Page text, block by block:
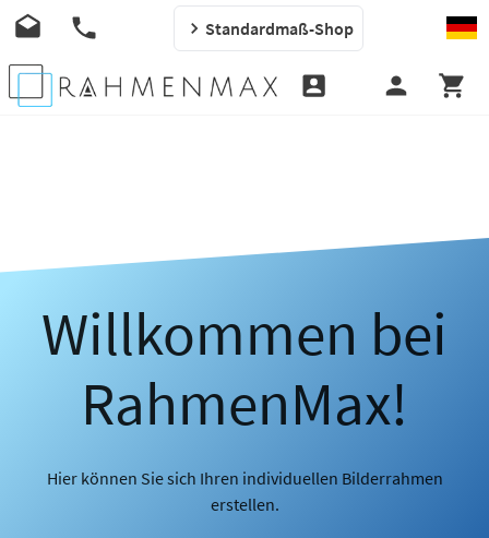
Standardmaß-Shop
Willkommen bei
RahmenMax!
Hier können Sie sich Ihren individuellen Bilderrahmen
erstellen.